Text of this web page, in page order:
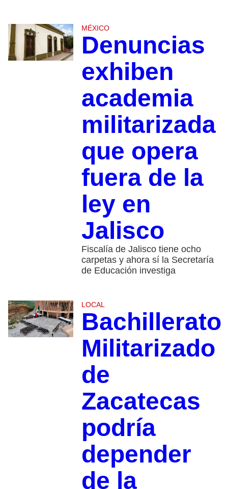
MÉXICO
Denuncias
exhiben
academia
militarizada
que opera
fuera de la
ley en
Jalisco
Fiscalía de Jalisco tiene ocho
carpetas y ahora sí la Secretaría
de Educación investiga
LOCAL
Bachillerato
Militarizado
de
Zacatecas
podría
depender
de la